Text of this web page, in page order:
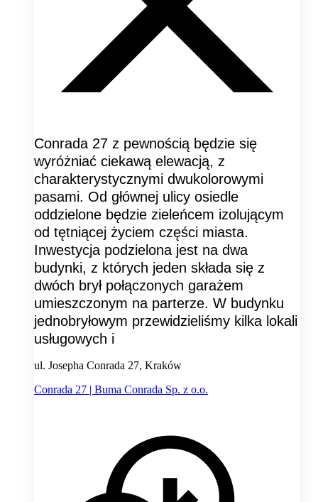
Conrada 27 z pewnością będzie się
wyróżniać ciekawą elewacją, z
charakterystycznymi dwukolorowymi
pasami. Od głównej ulicy osiedle
oddzielone będzie zieleńcem izolującym
od tętniącej życiem części miasta.
Inwestycja podzielona jest na dwa
budynki, z których jeden składa się z
dwóch brył połączonych garażem
umieszczonym na parterze. W budynku
jednobryłowym przewidzieliśmy kilka lokali
usługowych i
ul. Josepha Conrada 27, Kraków
Conrada 27 | Buma Conrada Sp. z o.o.